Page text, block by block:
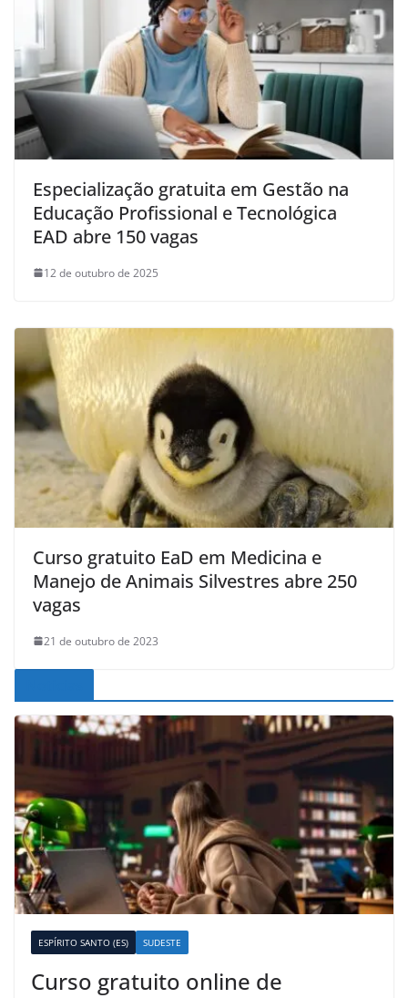
Especialização gratuita em Gestão na
Educação Profissional e Tecnológica
EAD abre 150 vagas
12 de outubro de 2025
Curso gratuito EaD em Medicina e
Manejo de Animais Silvestres abre 250
vagas
21 de outubro de 2023
ESPÍRITO SANTO (ES) SUDESTE
Curso gratuito online de